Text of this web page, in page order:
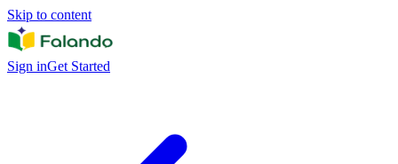
Skip to content
Sign inGet Started